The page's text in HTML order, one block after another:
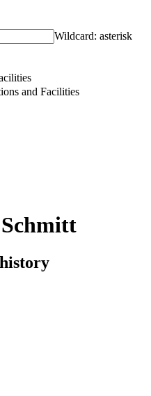
Wildcard: asterisk
and Facilities